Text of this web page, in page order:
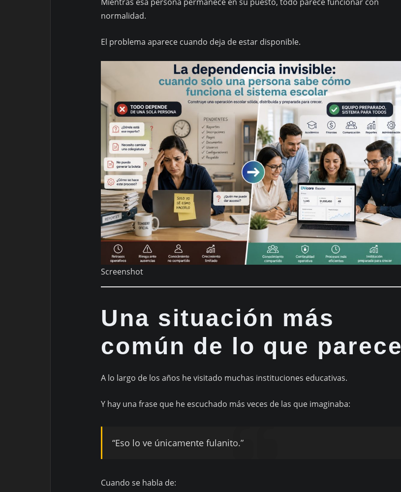
Mientras esa persona permanece en su puesto, todo parece funcionar con
normalidad.
El problema aparece cuando deja de estar disponible.
Screenshot
Una situación más
común de lo que parece
A lo largo de los años he visitado muchas instituciones educativas.
Y hay una frase que he escuchado más veces de las que imaginaba:
“Eso lo ve únicamente fulanito.”
Cuando se habla de: